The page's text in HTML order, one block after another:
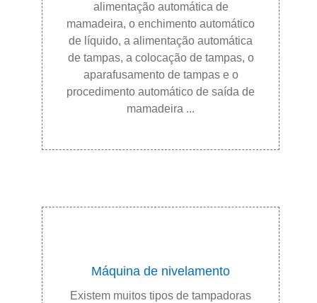
alimentação automática de
mamadeira, o enchimento automático
de líquido, a alimentação automática
de tampas, a colocação de tampas, o
aparafusamento de tampas e o
procedimento automático de saída de
mamadeira ...
Máquina de nivelamento
Existem muitos tipos de tampadoras